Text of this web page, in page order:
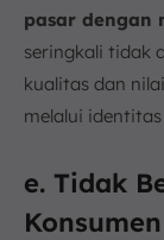
pasar dengan
seringkali tidak
kualitas dan
melalui
e. Tidak